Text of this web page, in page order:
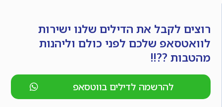
רוצים לקבל את הדילים שלנו ישירות
לוואטסאפ שלכם לפני כולם וליהנות
מהטבות ??!!
להרשמה לדילים בווטסאפ